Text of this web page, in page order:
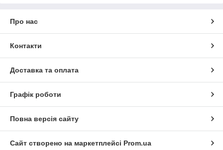
Про нас
Контакти
Доставка та оплата
Графік роботи
Повна версія сайту
Сайт створено на маркетплейсі Prom.ua